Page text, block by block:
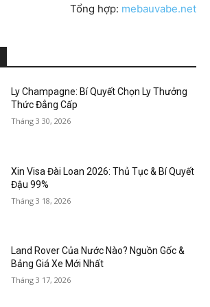
Tổng hợp: mebauvabe.net
Ly Champagne: Bí Quyết Chọn Ly Thưởng
Thức Đẳng Cấp
Tháng 3 30, 2026
Xin Visa Đài Loan 2026: Thủ Tục & Bí Quyết
Đậu 99%
Tháng 3 18, 2026
Land Rover Của Nước Nào? Nguồn Gốc &
Bảng Giá Xe Mới Nhất
Tháng 3 17, 2026